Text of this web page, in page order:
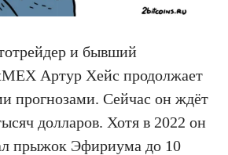
и бывший
Артур Хейс продолжает
прогнозами. Сейчас он ждёт
долларов. Хотя в 2022 он
прыжок Эфириума до 10